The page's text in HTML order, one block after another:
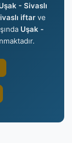
- Sivaslı
iftarve
Uşak -